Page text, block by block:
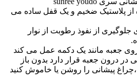
از پلاستیک ضخیم و یک قفل ساده می
از نفوذ رطوبت از نوار
جعبه مانند یک دکمه عمل می کند
در درون جعبه قرار دارد بدون باز
پیشانی را روشن یا خاموش کنید